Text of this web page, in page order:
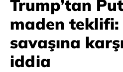
Trump’tan
maden
savaşına
iddia